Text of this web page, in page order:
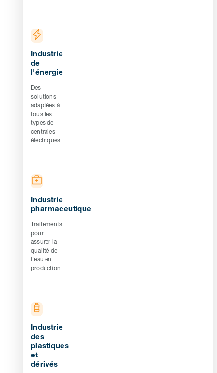
Industrie
de
l'énergie
Des
solutions
adaptées à
tous les
types de
centrales
électriques
Industrie
pharmaceutique
Traitements
pour
assurer la
qualité de
l'eau en
production
Industrie
des
plastiques
et
dérivés